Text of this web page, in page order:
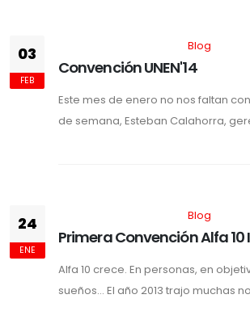
03
FEB
Blog
Convención UNEN'14
Este mes de enero no nos faltan
de semana, Esteban Calahorra,
24
ENE
Blog
Primera Convención Alfa
Alfa 10 crece. En personas, en
sueños… El año 2013 trajo muchas